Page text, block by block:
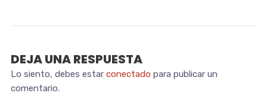
DEJA UNA RESPUESTA
Lo siento, debes estar conectado para publicar un
comentario.